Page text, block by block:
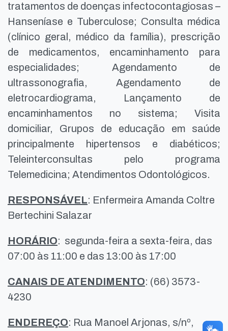
tratamentos de doenças infectocontagiosas –
Hanseníase e Tuberculose; Consulta médica
(clínico geral, médico da família), prescrição
de medicamentos, encaminhamento para
especialidades; Agendamento de
ultrassonografia, Agendamento de
eletrocardiograma, Lançamento de
encaminhamentos no sistema; Visita
domiciliar, Grupos de educação em saúde
principalmente hipertensos e diabéticos;
Teleinterconsultas pelo programa
Telemedicina; Atendimentos Odontológicos.
RESPONSÁVEL: Enfermeira Amanda Coltre
Bertechini Salazar
HORÁRIO: segunda-feira a sexta-feira, das
07:00 às 11:00 e das 13:00 às 17:00
CANAIS DE ATENDIMENTO: (66) 3573-
4230
ENDEREÇO: Rua Manoel Arjonas, s/nº,